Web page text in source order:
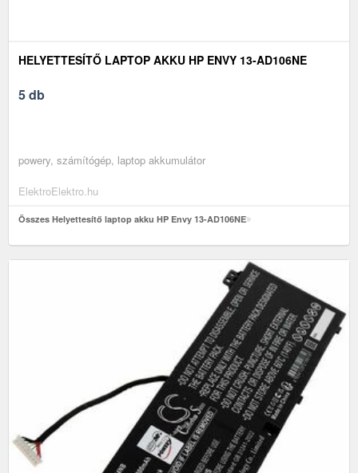
HELYETTESÍTŐ LAPTOP AKKU HP ENVY 13-AD106NE
5 db
powery, számítógép, laptop akkumulátor
ElektroElektro.hu
Összes Helyettesítő laptop akku HP Envy 13-AD106NE